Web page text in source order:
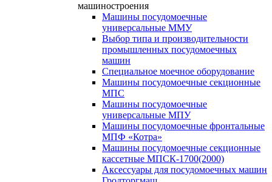
машиностроения
Машины посудомоечные
универсальные ММУ
Выбор типа и производительности
промышленных посудомоечных
машин
Специальное моечное оборудование
Машины посудомоечные секционные
МПС
Машины посудомоечные
универсальные МПУ
Машины посудомоечные фронтальные
МПФ «Котра»
Машины посудомоечные секционные
кассетные МПСК-1700(2000)
Аксессуары для посудомоечных машин